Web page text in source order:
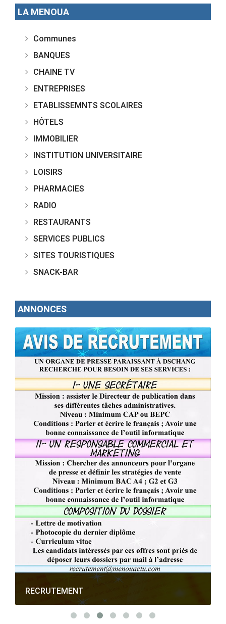
LA MENOUA
Communes
BANQUES
CHAINE TV
ENTREPRISES
ETABLISSEMNTS SCOLAIRES
HÔTELS
IMMOBILIER
INSTITUTION UNIVERSITAIRE
LOISIRS
PHARMACIES
RADIO
RESTAURANTS
SERVICES PUBLICS
SITES TOURISTIQUES
SNACK-BAR
ANNONCES
RECRUTEMENT